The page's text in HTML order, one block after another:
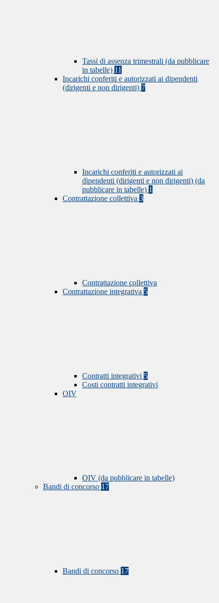
Tassi di assenza trimestrali (da pubblicare
in tabelle) 11
Incarichi conferiti e autorizzati ai dipendenti
(dirigenti e non dirigenti) 7
Incarichi conferiti e autorizzati ai
dipendenti (dirigenti e non dirigenti) (da
pubblicare in tabelle) 1
Contrattazione collettiva 3
Contrattazione collettiva
Contrattazione integrativa 5
Contratti integrativi 5
Costi contratti integrativi
OIV
OIV (da pubblicare in tabelle)
Bandi di concorso 17
Bandi di concorso 17